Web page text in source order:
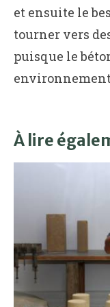
et ensuite le
tourner vers
puisque le
À lire